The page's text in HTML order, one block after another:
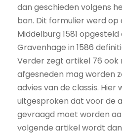
dan geschieden volgens
ban. Dit formulier werd op
Middelburg 1581
Gravenhage in 1586
Verder zegt artikel 76 ook
afgesneden mag worden
advies van de classis. Hier
uitgesproken dat voor de
gevraagd moet worden
volgende artikel wordt